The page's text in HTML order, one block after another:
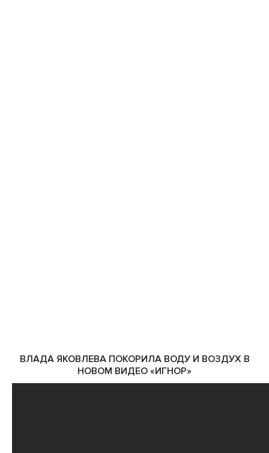
ВЛАДА ЯКОВЛЕВА ПОКОРИЛА ВОДУ И ВОЗДУХ В
НОВОМ ВИДЕО «ИГНОР»